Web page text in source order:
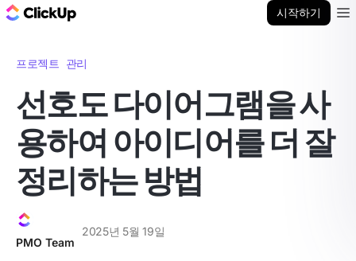
시작하기
프로젝트 관리
선호도 다이어그램을 사
용하여 아이디어를 더 잘
정리하는 방법
PMO Team
2025년 5월 19일